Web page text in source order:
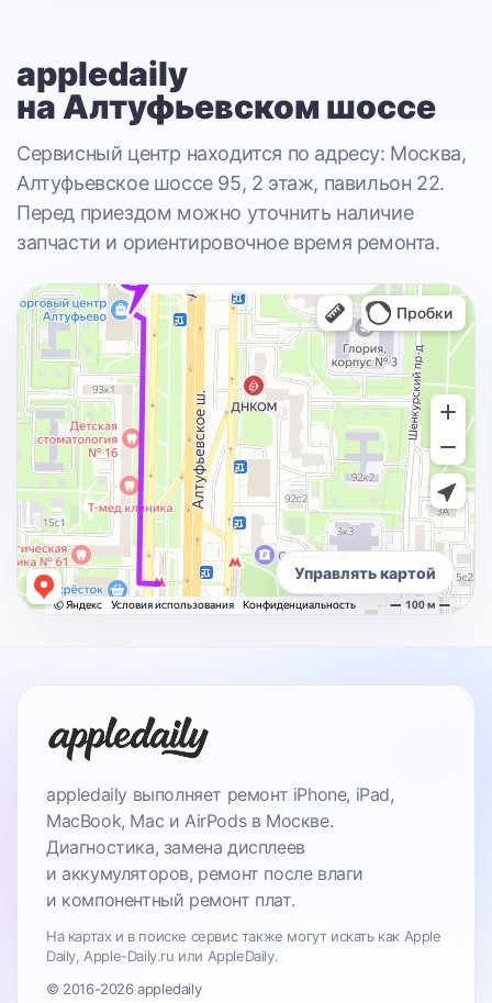
appledaily
на Алтуфьевском шоссе
Сервисный центр находится по адресу: Москва,
Алтуфьевское шоссе 95, 2 этаж, павильон 22.
Перед приездом можно уточнить наличие
запчасти и ориентировочное время ремонта.
Управлять картой
appledaily выполняет ремонт iPhone, iPad,
MacBook, Mac и AirPods в Москве.
Диагностика, замена дисплеев
и аккумуляторов, ремонт после влаги
и компонентный ремонт плат.
На картах и в поиске сервис также могут искать как Apple
Daily, Apple-Daily.ru или AppleDaily.
© 2016-2026 appledaily